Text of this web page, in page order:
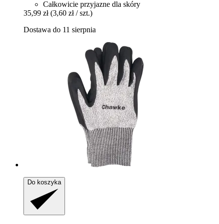
Całkowicie przyjazne dla skóry
35,99 zł (3,60 zł / szt.)
Dostawa do 11 sierpnia
Do koszyka